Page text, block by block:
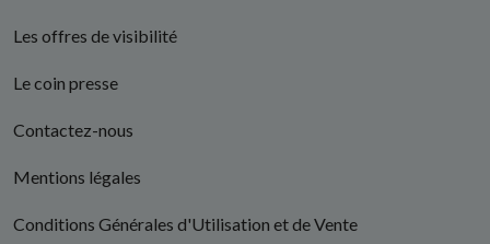
Les offres de visibilité
Le coin presse
Contactez-nous
Mentions légales
Conditions Générales d'Utilisation et de Vente